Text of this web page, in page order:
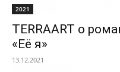
2021
TERRAART о
«Её я»
13.12.2021